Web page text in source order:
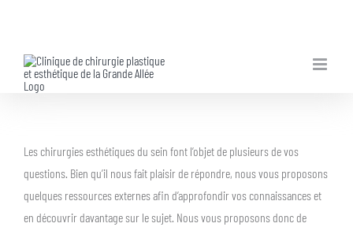
content
Les chirurgies esthétiques du sein font l’objet de plusieurs de vos
questions. Bien qu’il nous fait plaisir de répondre, nous vous proposons
quelques ressources externes afin d’approfondir vos connaissances et
en découvrir davantage sur le sujet. Nous vous proposons donc de